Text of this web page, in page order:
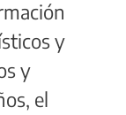
y
y
el